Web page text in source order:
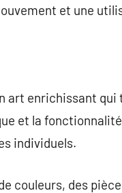
et une
art enrichissant
et la
individuels.
couleurs, des